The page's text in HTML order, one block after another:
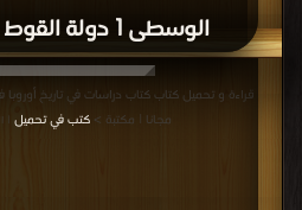
الوسطى 1 دولة القوط الغربيين PDF
مجانا | مكتبة >كتب في تحميل